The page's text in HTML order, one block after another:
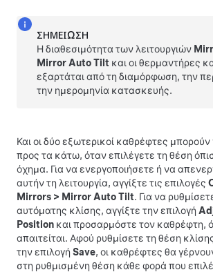
ΣΗΜΕΊΩΣΗ
Η διαθεσιμότητα των λειτουργιών
Mirror Auto Tilt και οι θερμαντήρες
εξαρτάται από τη διαμόρφωση, την
την ημερομηνία κατασκευής.
Και οι δύο εξωτερικοί καθρέφτες
προς τα κάτω, όταν επιλέγετε τη θέση
όχημα. Για να ενεργοποιήσετε ή να
αυτήν τη λειτουργία, αγγίξτε τις επιλογές
Mirrors > Mirror Auto Tilt. Για να
αυτόματης κλίσης, αγγίξτε την επιλογή
Position και προσαρμόστε τον καθρέφτη,
απαιτείται. Αφού ρυθμίσετε τη θέση
την επιλογή Save, οι καθρέφτες θα
στη ρυθμισμένη θέση κάθε φορά που